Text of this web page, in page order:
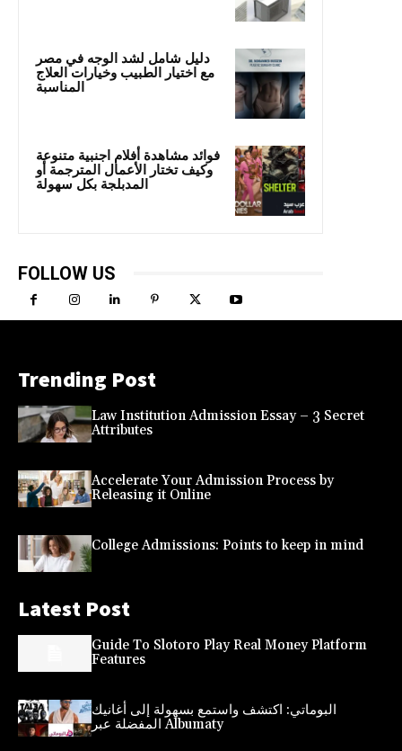
دليل شامل لشد الوجه في مصر
مع اختيار الطبيب وخيارات العلاج
المناسبة
فوائد مشاهدة أفلام اجنبية متنوعة
وكيف تختار الأعمال المترجمة أو
المدبلجة بكل سهولة
FOLLOW US
Trending Post
Law Institution Admission Essay – 3 Secret
Attributes
Accelerate Your Admission Process by
Releasing it Online
College Admissions: Points to keep in mind
Latest Post
Guide To Slotoro Play Real Money Platform
Features
البوماتي: اكتشف واستمع بسهولة إلى أغانيك
المفضلة عبر Albumaty